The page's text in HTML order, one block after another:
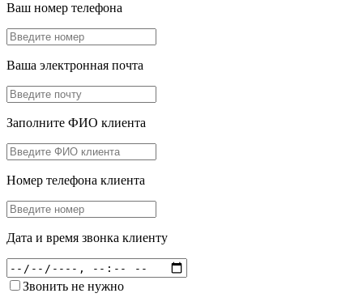
Ваш номер телефона
Ваша электронная почта
Заполните ФИО клиента
Номер телефона клиента
Дата и время звонка клиенту
Звонить не нужно